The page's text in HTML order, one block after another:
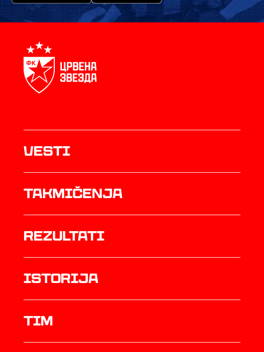
Vesti
Takmičenja
rezultati
istorija
TIM